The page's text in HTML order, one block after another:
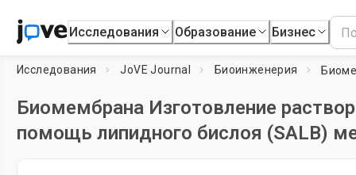
Исследования Образование Бизнес
Исследования JoVE Journal Биоинженерия
Биомембрана Изготовление
помощь липидного бислоя (SALB)